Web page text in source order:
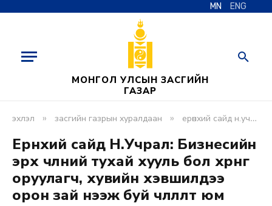
MN ENG
МОНГОЛ УЛСЫН ЗАСГИЙН
ГАЗАР
эхлэл » засгийн газрын хуралдаан » ерөнхий сайд н.учрал: бизнесийн эрх чөлөөний тухай хууль бол хөрөнгө оруулагч, хувийн хэвшилдээ орон зай нээж буй чөлөөлөлт юм
Ерөнхий сайд Н.Учрал: Бизнесийн
эрх чөлөөний тухай хууль бол хөрөнгө
оруулагч, хувийн хэвшилдээ
орон зай нээж буй чөлөөлөлт юм